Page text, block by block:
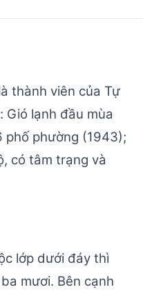
thành viên của Tự
lạnh đầu mùa
phố phường (1943);
có tâm trạng và
lớp dưới đáy thì
mươi. Bên cạnh